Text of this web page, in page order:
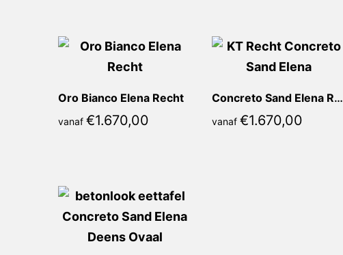
Oro Bianco Elena Recht
vanaf €1.670,00
Concreto Sand Elena Recht
vanaf €1.670,00